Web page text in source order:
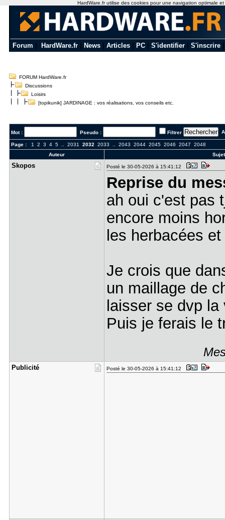
Forum HardWare.fr News Articles PC S'identifier S'inscrire
FORUM HardWare.fr
Discussions
Loisirs
[topikunik] JARDINAGE : vos réalisations, vos conseils etc.
Mot : Pseudo : Filtrer
Page : 1 2 3 4 5.. 2031 2032 2033 2043 2044 2045 2046 2047
2048
Auteur
Skopos Posté le 30-05-2026 à 15:41:12
Reprise du
ah oui c'est pas
encore moins
les herbacées
Je crois que
un maillage de
laisser se dvp
Puis je ferais le
Publicité Posté le 30-05-2026 à 15:41:12
HardWare.fr utilise des cookies pour une navigation optimale